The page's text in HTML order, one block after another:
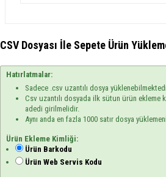
CSV Dosyası İle Sepete Ürün
Hatırlatmalar:
Sadece .csv uzantılı dosya
Csv uzantılı dosyada ilk sütun ürün ekleme
adedi girilmelidir.
Aynı anda en fazla 1000 satır dosya
Ürün Ekleme Kimliği:
Ürün Barkodu
Ürün Web Servis Kodu